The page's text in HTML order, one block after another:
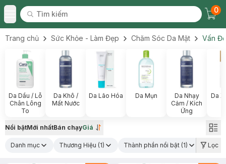
Toggle Menu
Tìm kiếm
Tìm kiếm
0
Trang chủ Sức Khỏe - Làm Đẹp Chăm Sóc Da Mặt Vấn
Da Dầu / Lỗ
Chân Lông
To
Da Khô /
Mất Nước
Da Lão Hóa Da Mụn
Da Nhạy
Cảm / Kích
Ứng
Da
Nổi bậtMới nhấtBán chạyGiá
Danh mục Thương Hiệu (1) Thành phần nổi bật (1) Xuất
Lọc